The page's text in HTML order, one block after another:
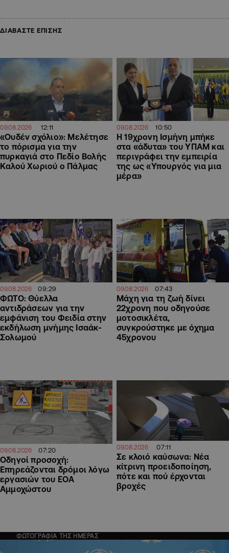
ΔΙΑΒΑΣΤΕ ΕΠΙΣΗΣ
09.08.2026 12:11
«Ουδέν σχόλιο»: Μελέτησε
το πόρισμα για την
πυρκαγιά στο Πεδίο Βολής
Καλού Χωριού ο Πάλμας
09.08.2026 10:50
Η 19χρονη Ισμήνη μπήκε
στα «άδυτα» του ΥΠΑΜ και
περιγράφει την εμπειρία
της ως «Υπουργός για μια
μέρα»
09.08.2026 09:29
ΦΩΤΟ: Θύελλα
αντιδράσεων για την
εμφάνιση του Φειδία στην
εκδήλωση μνήμης Ισαάκ-
Σολωμού
09.08.2026 07:43
Μάχη για τη ζωή δίνει
22χρονη που οδηγούσε
μοτοσικλέτα,
συγκρούστηκε με όχημα
45χρονου
09.08.2026 07:20
Οδηγοί προσοχή:
Επηρεάζονται δρόμοι λόγω
εργασιών του ΕΟΑ
Αμμοχώστου
09.08.2026 07:11
Σε κλοιό καύσωνα: Νέα
κίτρινη προειδοποίηση,
πότε και πού έρχονται
βροχές
ΦΩΤΟΓΡΑΦΙΑ ΤΗΣ ΗΜΕΡΑΣ